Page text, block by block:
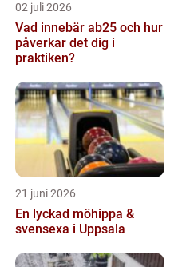
02 juli 2026
Vad innebär ab25 och hur
påverkar det dig i
praktiken?
21 juni 2026
En lyckad möhippa &
svensexa i Uppsala